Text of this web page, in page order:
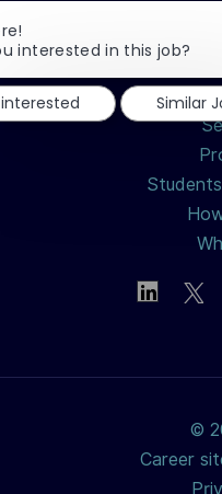
©
Career
interested in this job?
Similar